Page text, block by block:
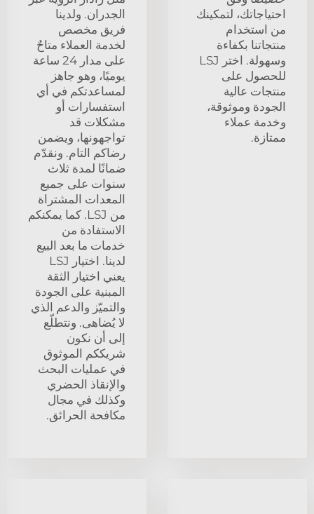
احتياجاتك، لتمكينك
من استخدام
منتجاتنا بكفاءة
وسهولة. اختر LSJ
للحصول على
منتجات عالية
الجودة وموثوقة،
وخدمة عملاء
ممتازة.
الجدران. ولدينا
فريق مخصص
لخدمة العملاء متاحٌ
على مدار 24 ساعة
يوميًا، وهو جاهز
لمساعدتكم في أي
استفسارات أو
مشكلات قد
تواجهونها، ويضمن
رضاكم التام. ونقدّم
ضمانًا لمدة ثلاث
سنوات على جميع
المعدات المشتراة
من LSJ. كما يمكنكم
الاستفادة من
خدمات ما بعد البيع
لدينا. اختيار LSJ
يعني اختيار الثقة
المبنية على الجودة
والتميّز والدعم الذي
لا يُضاهى. ونتطلّع
إلى أن نكون
شريككم الموثوق
في عمليات البحث
والإنقاذ الحضري
وكذلك في مجال
مكافحة الحرائق.